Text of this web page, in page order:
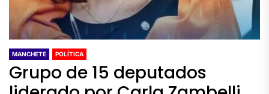
MANCHETE POLÍTICA
Grupo de 15 deputados